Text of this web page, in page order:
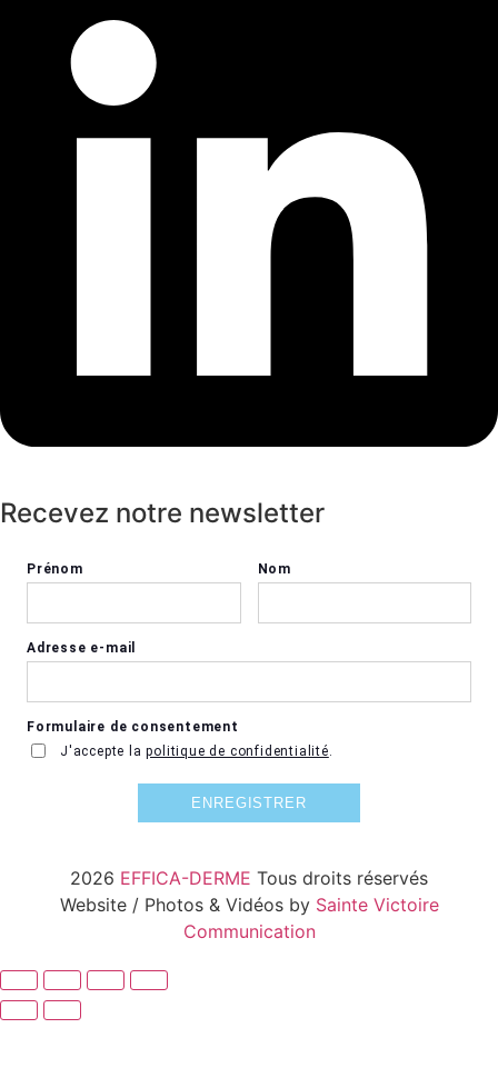
Recevez notre newsletter
2026 EFFICA-DERME Tous droits réservés
Website / Photos & Vidéos by Sainte Victoire
Communication